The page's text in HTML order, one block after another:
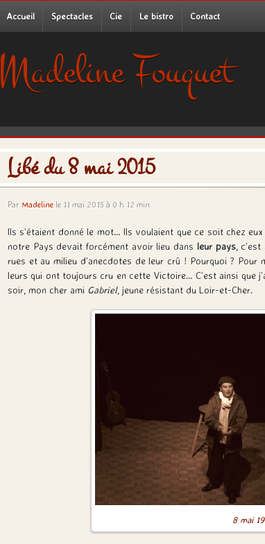
Accueil Spectacles Cie Le bistro Contact
Madeline Fouquet
Libé du 8 mai 2015
Par Madeline le 11 mai 2015 à 0 h 12 min
Ils s’étaient donné le mot… Ils voulaient que ce soit chez
notre Pays devait forcément avoir lieu dans leur pays,
rues et au milieu d’anecdotes de leur crû ! Pourquoi ?
leurs qui ont toujours cru en cette Victoire… C’est ainsi que
soir, mon cher ami Gabriel, jeune résistant du Loir-et-Cher.
8 mai